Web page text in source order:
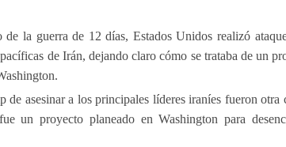
de la guerra de 12 días, Estados Unidos realizó
de Irán, dejando claro cómo se trataba de un
de asesinar a los principales líderes iraníes fueron
un proyecto planeado en Washington para